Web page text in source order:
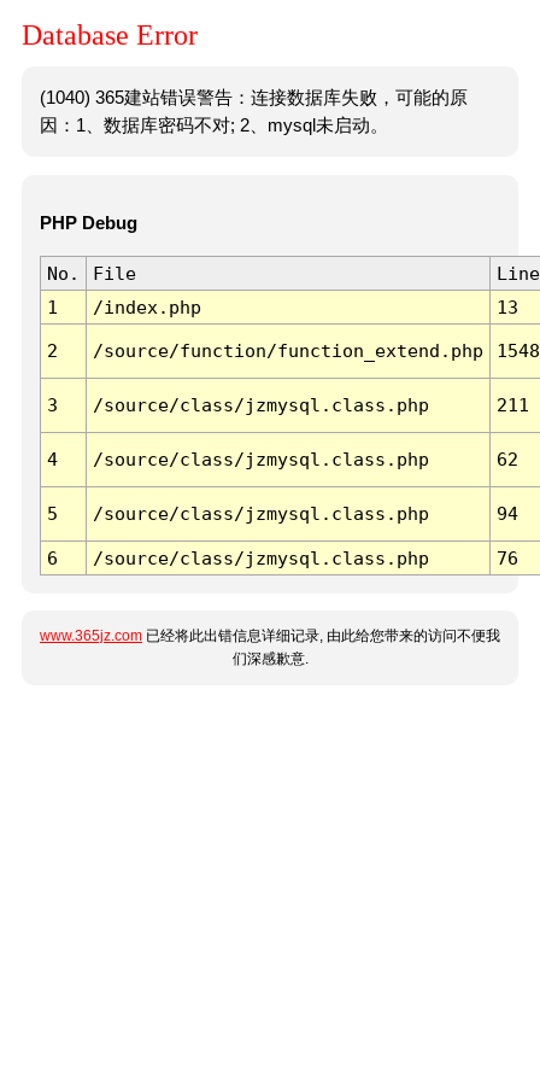
Database Error
(1040) 365建站错误警告：连接数据库失败，可能的原
因：1、数据库密码不对; 2、mysql未启动。
PHP Debug
No. File
Line
1
/index.php 13
2 /source/function/function_extend.php 1548
3 /source/class/jzmysql.class.php 211
4 /source/class/jzmysql.class.php 62
5 /source/class/jzmysql.class.php 94
6 /source/class/jzmysql.class.php 76
www.365jz.com 已经将此出错信息详细记录, 由此给您带来的访问不便我
们深感歉意.